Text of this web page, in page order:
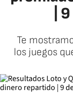
|
Te
los juegos